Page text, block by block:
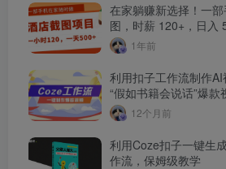
在家躺赚新选择！一
图，时薪 120+，日入
1年前
利用扣子工作流制作
“假如书籍会说话”爆
12个月前
利用Coze扣子一键生
作流，保姆级教学